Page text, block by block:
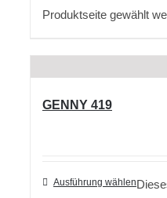
Produktseite gewählt
GENNY 419
Ausführung wählen